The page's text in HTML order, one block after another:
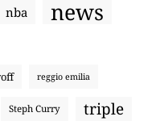
nba news
reggio emilia
Steph Curry triple